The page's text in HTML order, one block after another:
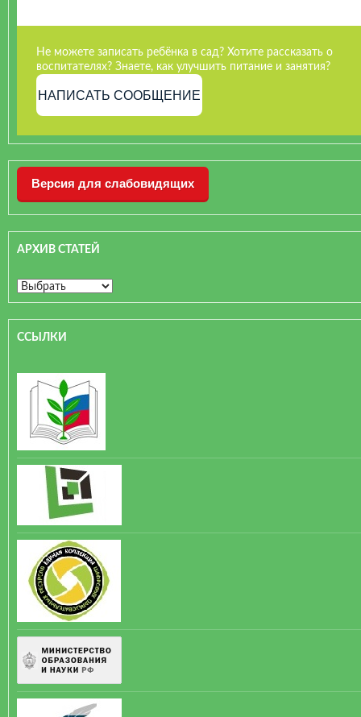
Не можете записать ребёнка в сад? Хотите рассказать о
воспитателях? Знаете, как улучшить питание и занятия?
НАПИСАТЬ СООБЩЕНИЕ
Версия для слабовидящих
АРХИВ СТАТЕЙ
ССЫЛКИ